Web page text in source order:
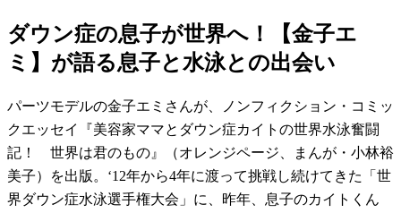
ダウン症の息子が世界へ！【金子エ
ミ】が語る息子と水泳との出会い
パーツモデルの金子エミさんが、ノンフィクション・コミッ
クエッセイ『美容家ママとダウン症カイトの世界水泳奮闘
記！ 世界は君のもの』（オレンジページ、まんが・小林裕
美子）を出版。‘12年から4年に渡って挑戦し続けてきた「世
界ダウン症水泳選手権大会」に、昨年、息子のカイトくん